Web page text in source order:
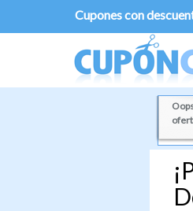
Cupones con